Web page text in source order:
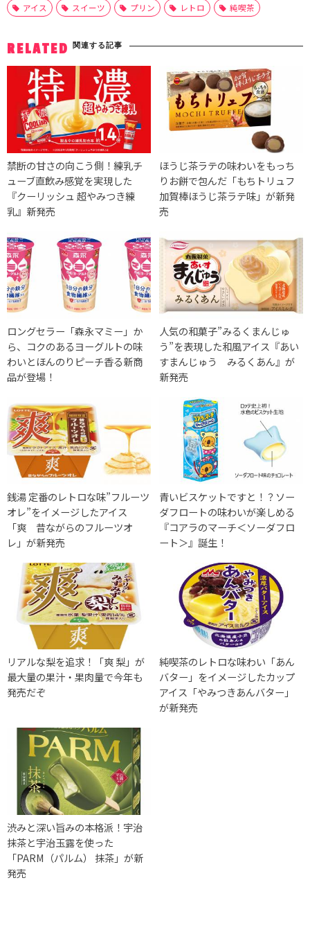
アイス スイーツ プリン レトロ 純喫茶
RELATED 関連する記事
禁断の甘さの向こう側！練乳チ
ューブ直飲み感覚を実現した
『クーリッシュ 超やみつき練
乳』新発売
ほうじ茶ラテの味わいをもっち
りお餅で包んだ「もちトリュフ
加賀棒ほうじ茶ラテ味」が新発
売
ロングセラー「森永マミー」か
ら、コクのあるヨーグルトの味
わいとほんのりピーチ香る新商
品が登場！
人気の和菓子”みるくまんじゅ
う”を表現した和風アイス『あい
すまんじゅう みるくあん』が
新発売
銭湯 定番のレトロな味”フルーツ
オレ”をイメージしたアイス
「爽 昔ながらのフルーツオ
レ」が新発売
青いビスケットですと！？ソー
ダフロートの味わいが楽しめる
『コアラのマーチ＜ソーダフロ
ート＞』誕生！
リアルな梨を追求！「爽 梨」が
最大量の果汁・果肉量で今年も
発売だぞ
純喫茶のレトロな味わい「あん
バター」をイメージしたカップ
アイス「やみつきあんバター」
が新発売
渋みと深い旨みの本格派！宇治
抹茶と宇治玉露を使った
「PARM（パルム） 抹茶」が新
発売